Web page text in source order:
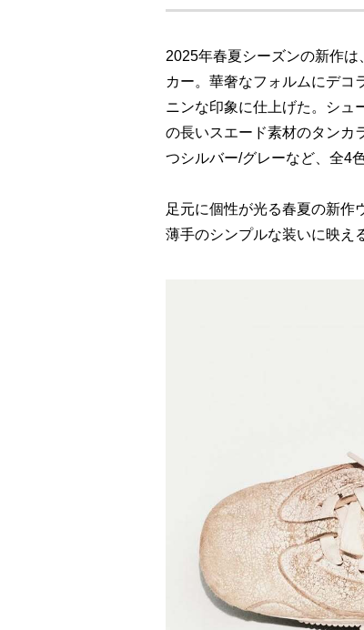
2025年春夏シーズンの新作は
カー。華奢なフォルムにデコ
ニンな印象に仕上げた。シュ
の長いスエード素材のタンカ
つシルバー/グレーなど、全4
足元に個性が光る春夏の新作
薄手のシンプルな装いに映え